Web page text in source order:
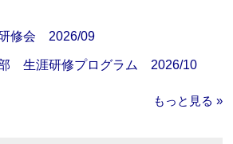
修会 2026/09
部 生涯研修プログラム 2026/10
もっと見る »